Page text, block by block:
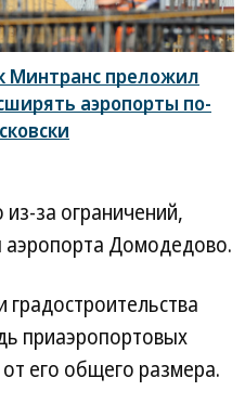
Минтранс преложил
аэропорты по-
за ограничений,
аэропорта Домодедово.
градостроительства
приаэропортовых
его общего размера.